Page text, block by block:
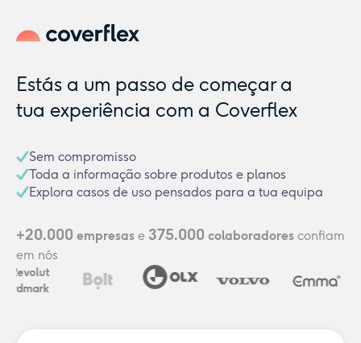
Estás a um passo de começar a
tua experiência com a Coverflex
Sem compromisso
Toda a informação sobre produtos e planos
Explora casos de uso pensados para a tua equipa
+20.000 empresas e 375.000 colaboradores confiam
em nós